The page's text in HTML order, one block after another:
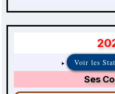
Voir les
Ses